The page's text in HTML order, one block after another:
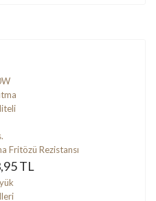
Fritözü Rezistansı
TL